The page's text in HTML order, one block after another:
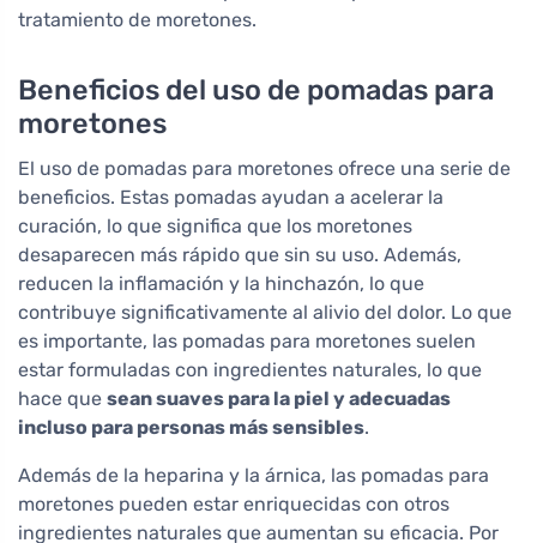
tratamiento de moretones.
Beneficios del uso de pomadas para
moretones
El uso de pomadas para moretones ofrece una serie de
beneficios. Estas pomadas ayudan a acelerar la
curación, lo que significa que los moretones
desaparecen más rápido que sin su uso. Además,
reducen la inflamación y la hinchazón, lo que
contribuye significativamente al alivio del dolor. Lo que
es importante, las pomadas para moretones suelen
estar formuladas con ingredientes naturales, lo que
hace que sean suaves para la piel y adecuadas
incluso para personas más sensibles.
Además de la heparina y la árnica, las pomadas para
moretones pueden estar enriquecidas con otros
ingredientes naturales que aumentan su eficacia. Por